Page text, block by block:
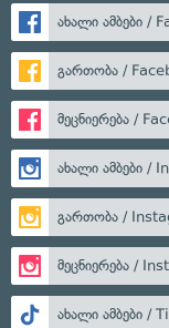
ახალი ამბები /
გართობა /
მეცნიერება /
ახალი ამბები /
გართობა /
მეცნიერება /
ახალი ამბები /